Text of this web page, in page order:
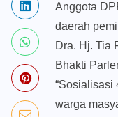
Anggota
daerah
Dra. Hj. Tia
Bhakti
“Sosialisasi
warga